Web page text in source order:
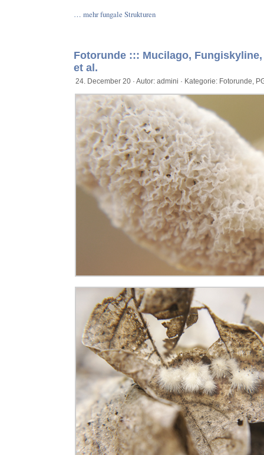
… mehr fungale Strukturen
Fotorunde ::: Mucilago,
et al.
24. December 20 · Autor: admini · Kategorie: Fotorunde